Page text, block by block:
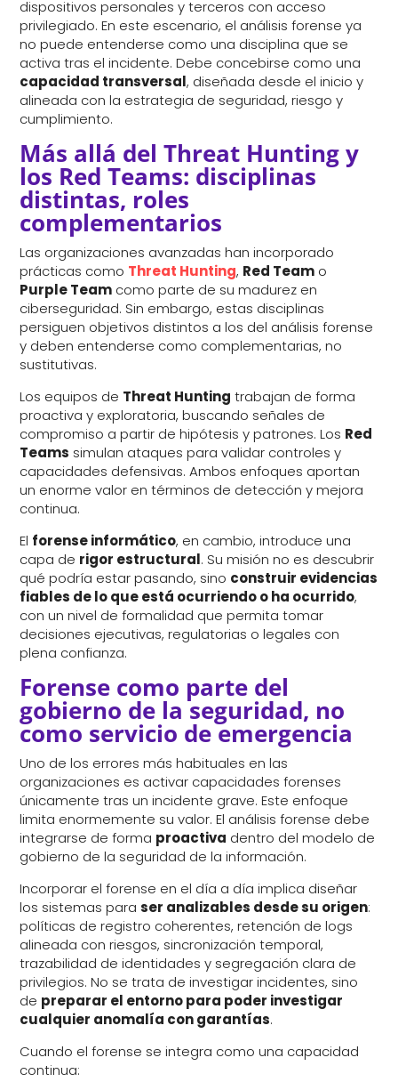
dispositivos personales y terceros con acceso
privilegiado. En este escenario, el análisis forense ya
no puede entenderse como una disciplina que se
activa tras el incidente. Debe concebirse como una
capacidad transversal, diseñada desde el inicio y
alineada con la estrategia de seguridad, riesgo y
cumplimiento.
Más allá del Threat Hunting y
los Red Teams: disciplinas
distintas, roles
complementarios
Las organizaciones avanzadas han incorporado
prácticas como Threat Hunting, Red Team o
Purple Team como parte de su madurez en
ciberseguridad. Sin embargo, estas disciplinas
persiguen objetivos distintos a los del análisis forense
y deben entenderse como complementarias, no
sustitutivas.
Los equipos de Threat Hunting trabajan de forma
proactiva y exploratoria, buscando señales de
compromiso a partir de hipótesis y patrones. Los Red
Teams simulan ataques para validar controles y
capacidades defensivas. Ambos enfoques aportan
un enorme valor en términos de detección y mejora
continua.
El forense informático, en cambio, introduce una
capa de rigor estructural. Su misión no es descubrir
qué podría estar pasando, sino construir evidencias
fiables de lo que está ocurriendo o ha ocurrido,
con un nivel de formalidad que permita tomar
decisiones ejecutivas, regulatorias o legales con
plena confianza.
Forense como parte del
gobierno de la seguridad, no
como servicio de emergencia
Uno de los errores más habituales en las
organizaciones es activar capacidades forenses
únicamente tras un incidente grave. Este enfoque
limita enormemente su valor. El análisis forense debe
integrarse de forma proactiva dentro del modelo de
gobierno de la seguridad de la información.
Incorporar el forense en el día a día implica diseñar
los sistemas paraser analizables desde su origen:
políticas de registro coherentes, retención de logs
alineada con riesgos, sincronización temporal,
trazabilidad de identidades y segregación clara de
privilegios. No se trata de investigar incidentes, sino
de preparar el entorno para poder investigar
cualquier anomalía con garantías.
Cuando el forense se integra como una capacidad
continua: